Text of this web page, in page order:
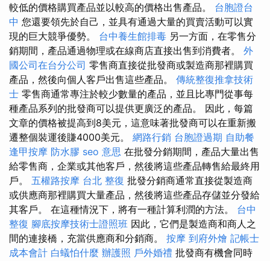
較低的價格購買產品並以較高的價格出售產品。 台胞證台
中 您還要領先於自己，並具有通過大量的買賣活動可以實
現的巨大競爭優勢。 台中養生館排毒 另一方面，在零售分
銷期間，產品通過物理或在線商店直接出售到消費者。 外
國公司在台分公司 零售商直接從批發商或製造商那裡購買
產品，然後向個人客戶出售這些產品。 傳統整復推拿技術
士 零售商通常專注於較少數量的產品，並且比專門從事每
種產品系列的批發商可以提供更廣泛的產品。 因此，每篇
文章的價格被提高到8美元，這意味著批發商可以在重新搬
遷整個裝運後賺4000美元。 網路行銷 台胞證過期 自助餐
逢甲按摩 防水膠 seo 意思 在批發分銷期間，產品大量出售
給零售商，企業或其他客戶，然後將這些產品轉售給最終用
戶。 五權路按摩 台北 整復 批發分銷商通常直接從製造商
或供應商那裡購買大量產品，然後將這些產品存儲並分發給
其客戶。 在這種情況下，將有一種計算利潤的方法。 台中
整復 腳底按摩技術士證照班 因此，它們是製造商和商人之
間的連接橋，充當供應商和分銷商。 按摩 到府外燴 記帳士
成本會計 白蟻怕什麼 辦護照 戶外婚禮 批發商有機會同時